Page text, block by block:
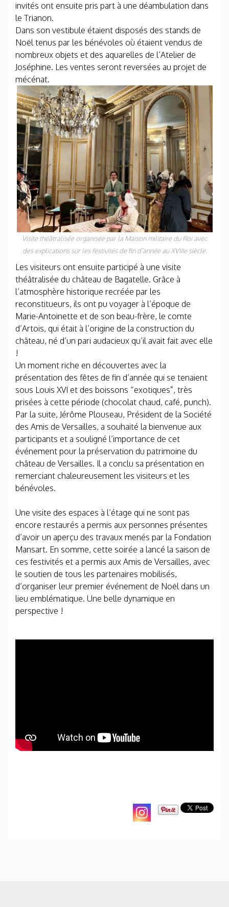
invités ont ensuite pris part à une déambulation dans
le Trianon.
Dans son vestibule étaient disposés des stands de
Noël tenus par les bénévoles où étaient vendus de
nombreux objets et des aquarelles de l’Atelier de
Joséphine. Les ventes seront reversées au projet de
mécénat.
Visite théâtralisée organisée par la Maison militaire du Roi avec
des explications sur les festivités de fin d’année au XVIIIe siècle.
Les visiteurs ont ensuite participé à une visite
théâtralisée du château de Bagatelle. Grâce à
l’atmosphère historique recréée par les
reconstitueurs, ils ont pu voyager à l’époque de
Marie-Antoinette et de son beau-frère, le comte
d’Artois, qui était à l’origine de la construction du
château, né d’un pari audacieux qu’il avait fait avec elle
!
Un moment riche en découvertes avec la
présentation des fêtes de fin d’année qui se tenaient
sous Louis XVI et des boissons “exotiques”, très
prisées à cette période (chocolat chaud, café, punch).
Par la suite, Jérôme Plouseau, Président de la Société
des Amis de Versailles, a souhaité la bienvenue aux
participants et a souligné l’importance de cet
événement pour la préservation du patrimoine du
château de Versailles. Il a conclu sa présentation en
remerciant chaleureusement les visiteurs et les
bénévoles.
Une visite des espaces à l’étage qui ne sont pas
encore restaurés a permis aux personnes présentes
d’avoir un aperçu des travaux menés par la Fondation
Mansart. En somme, cette soirée a lancé la saison de
ces festivités et a permis aux Amis de Versailles, avec
le soutien de tous les partenaires mobilisés,
d’organiser leur premier événement de Noël dans un
lieu emblématique. Une belle dynamique en
perspective !